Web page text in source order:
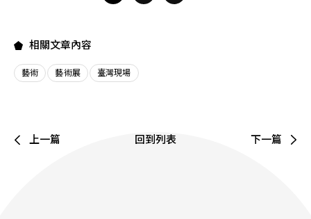
相關文章內容
藝術 藝術展 臺灣現場
上一篇 回到列表 下一篇